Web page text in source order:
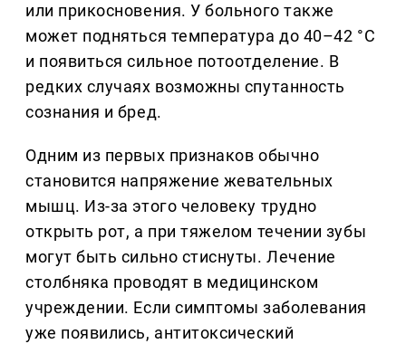
или прикосновения. У больного также
может подняться температура до 40–42 °С
и появиться сильное потоотделение. В
редких случаях возможны спутанность
сознания и бред.
Одним из первых признаков обычно
становится напряжение жевательных
мышц. Из-за этого человеку трудно
открыть рот, а при тяжелом течении зубы
могут быть сильно стиснуты. Лечение
столбняка проводят в медицинском
учреждении. Если симптомы заболевания
уже появились, антитоксический